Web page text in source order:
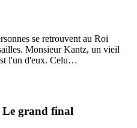
se retrouvent au Roi
Monsieur Kantz, un vieil
l'un d'eux. Celu…
grand final